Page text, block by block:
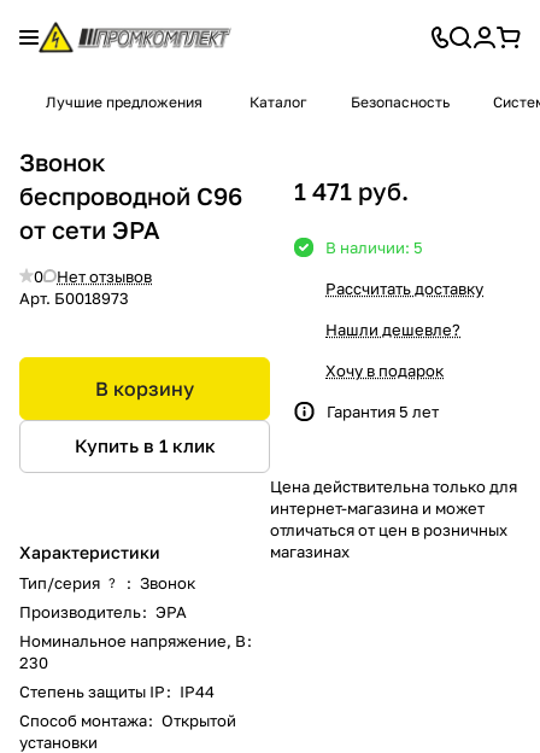
Лучшие предложения Каталог Безопасность
Звонок
беспроводной С96
от сети ЭРА
0
Нет отзывов
Арт. Б0018973
В корзину
Купить в 1 клик
Характеристики
Тип/серия ? : Звонок
Производитель: ЭРА
Номинальное напряжение, В:
230
Степень защиты IP: IP44
Способ монтажа: Открытой
установки
1 471 руб.
В наличии: 5
Рассчитать доставку
Нашли дешевле?
Хочу в подарок
Гарантия 5 лет
Цена действительна только для
интернет-магазина и может
отличаться от цен в розничных
магазинах